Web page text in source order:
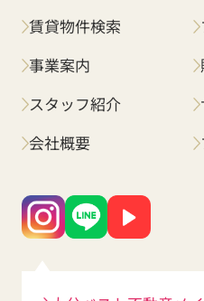
賃貸物件検索
事業案内
スタッフ紹介
会社概要